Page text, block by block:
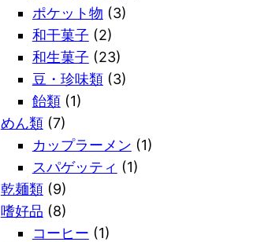
ポケット物 (3)
和干菓子 (2)
和生菓子 (23)
豆・珍味類(3)
飴類(1)
めん類(7)
カップラーメン (1)
スパゲッティ (1)
乾麺類(9)
嗜好品 (8)
コーヒー (1)